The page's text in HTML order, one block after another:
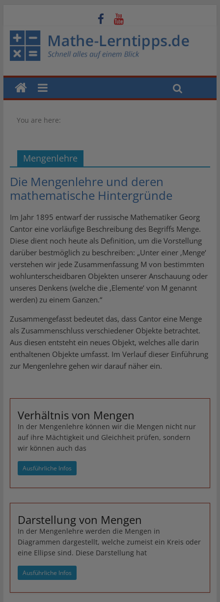
You are here:
Mengenlehre
Die Mengenlehre und deren
mathematische Hintergründe
Im Jahr 1895 entwarf der russische Mathematiker Georg
Cantor eine vorläufige Beschreibung des Begriffs Menge.
Diese dient noch heute als Definition, um die Vorstellung
darüber bestmöglich zu beschreiben: „Unter einer ‚Menge‘
verstehen wir jede Zusammenfassung M von bestimmten
wohlunterscheidbaren Objekten unserer Anschauung oder
unseres Denkens (welche die ‚Elemente‘ von M genannt
werden) zu einem Ganzen.“
Zusammengefasst bedeutet das, dass Cantor eine Menge
als Zusammenschluss verschiedener Objekte betrachtet.
Aus diesen entsteht ein neues Objekt, welches alle darin
enthaltenen Objekte umfasst. Im Verlauf dieser Einführung
zur Mengenlehre gehen wir darauf näher ein.
Verhältnis von Mengen
In der Mengenlehre können wir die Mengen nicht nur
auf ihre Mächtigkeit und Gleichheit prüfen, sondern
wir können auch das
Ausführliche Infos
Darstellung von Mengen
In der Mengenlehre werden die Mengen in
Diagrammen dargestellt, welche zumeist ein Kreis oder
eine Ellipse sind. Diese Darstellung hat
Ausführliche Infos